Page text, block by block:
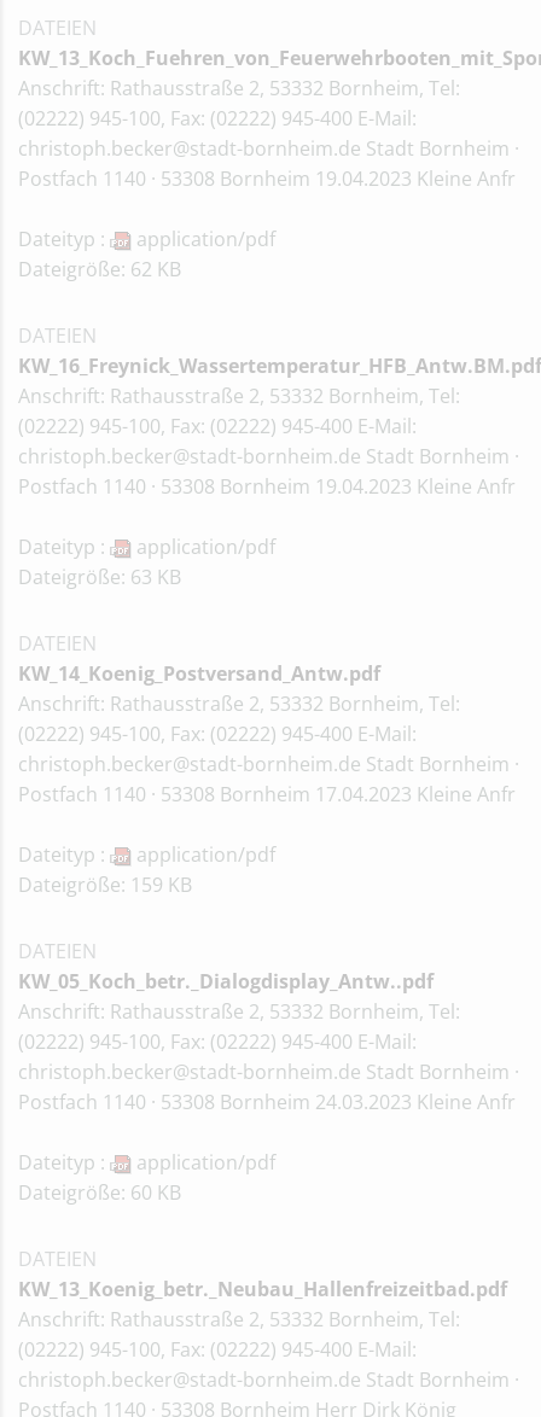
DATEIEN
Anschrift: Rathausstraße 2, 53332 Bornheim, Tel:
(02222) 945-100, Fax: (02222) 945-400 E-Mail:
christoph.becker@stadt-bornheim.de Stadt Bornheim ·
Postfach 1140 · 53308 Bornheim 19.04.2023 Kleine Anfr
Dateityp :
application/pdf
Dateigröße: 62 KB
DATEIEN
KW_16_Freynick_Wassertemperatur_HFB_Antw.BM.pdf
Anschrift: Rathausstraße 2, 53332 Bornheim, Tel:
(02222) 945-100, Fax: (02222) 945-400 E-Mail:
christoph.becker@stadt-bornheim.de Stadt Bornheim ·
Postfach 1140 · 53308 Bornheim 19.04.2023 Kleine Anfr
Dateityp :
application/pdf
Dateigröße: 63 KB
DATEIEN
KW_14_Koenig_Postversand_Antw.pdf
Anschrift: Rathausstraße 2, 53332 Bornheim, Tel:
(02222) 945-100, Fax: (02222) 945-400 E-Mail:
christoph.becker@stadt-bornheim.de Stadt Bornheim ·
Postfach 1140 · 53308 Bornheim 17.04.2023 Kleine Anfr
Dateityp :
application/pdf
Dateigröße: 159 KB
DATEIEN
KW_05_Koch_betr._Dialogdisplay_Antw..pdf
Anschrift: Rathausstraße 2, 53332 Bornheim, Tel:
(02222) 945-100, Fax: (02222) 945-400 E-Mail:
christoph.becker@stadt-bornheim.de Stadt Bornheim ·
Postfach 1140 · 53308 Bornheim 24.03.2023 Kleine Anfr
Dateityp :
application/pdf
Dateigröße: 60 KB
DATEIEN
KW_13_Koenig_betr._Neubau_Hallenfreizeitbad.pdf
Anschrift: Rathausstraße 2, 53332 Bornheim, Tel:
(02222) 945-100, Fax: (02222) 945-400 E-Mail:
christoph.becker@stadt-bornheim.de Stadt Bornheim ·
Postfach 1140 · 53308 Bornheim Herr Dirk König